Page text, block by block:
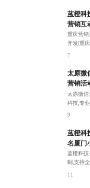
蓝橙科
营销互
重庆营销
开发|重
大程度的
7
太原微
营销活
太原微信
科技,专
序开发
9
蓝橙科
名厦门
蓝橙科技
制,支持
11